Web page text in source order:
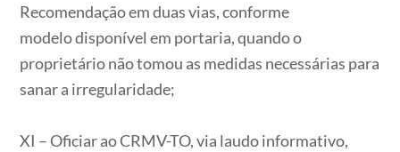
Recomendação em duas vias, conforme
modelo disponível em portaria, quando o
proprietário não tomou as medidas necessárias para
sanar a irregularidade;
XI – Oficiar ao CRMV-TO, via laudo informativo,